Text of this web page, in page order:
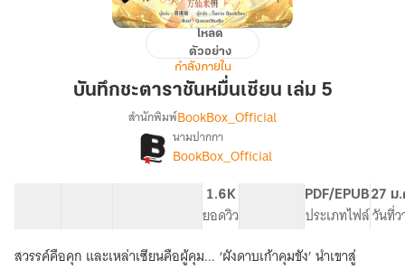
บันทึก
ราชัน
เซียน
โหลด
ตัวอย่าง
กำลังภายใน
บันทึกชะตาราชันหมื่นเซียน เล่ม 5
เรื่อง
บันทึก
ชะตา
ราชัน
หมื่น
เซียน
สำนักพิมพ์BookBox_Official
นามปากกา
BookBox_Official
1.6K
ยอดวิว
PDF/EPUB
ประเภทไฟล์
27 ม
วันที่ว
สวรรค์คือคุก และเหล่าเซียนคือผู้คุม... ‘ผังดาบเก้าคุมขัง’ นำเขาสู่